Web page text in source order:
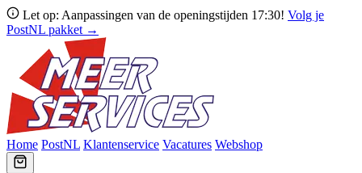
Let op: Aanpassingen van de openingstijden 17:30! Volg je
PostNL pakket →
Home PostNL Klantenservice Vacatures Webshop